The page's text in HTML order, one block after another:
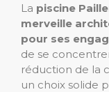
La piscine
merveille
pour ses
de se
réduction de la
un choix solide